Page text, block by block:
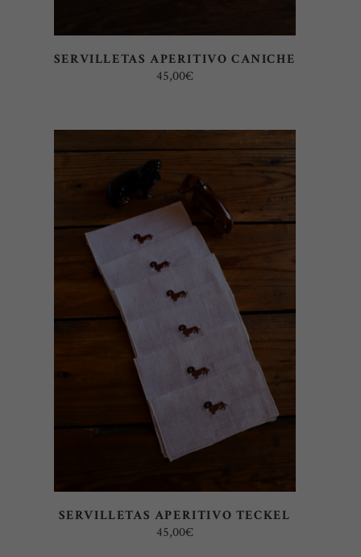
SERVILLETAS APERITIVO CANICHE
45,00€
AÑADIR AL CARRITO
SERVILLETAS APERITIVO TECKEL
45,00€